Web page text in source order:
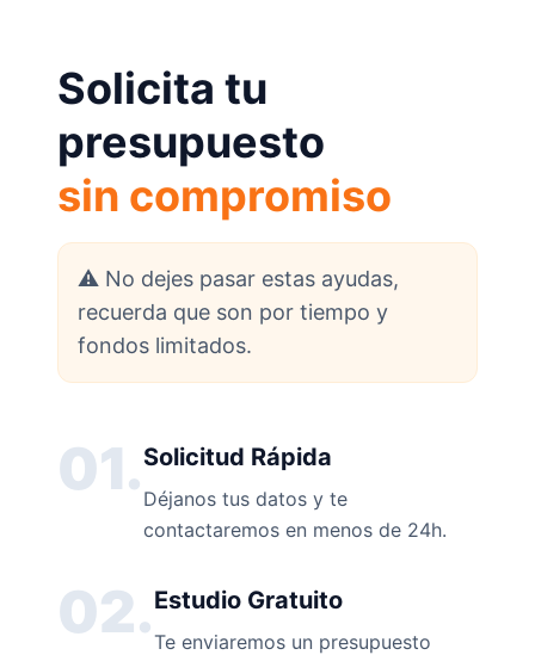
Solicita tu
presupuesto
sin compromiso
⚠️ No dejes pasar estas ayudas,
recuerda que son por tiempo y
fondos limitados.
01.Solicitud Rápida
Déjanos tus datos y te
contactaremos en menos de 24h.
02.Estudio Gratuito
Te enviaremos un presupuesto